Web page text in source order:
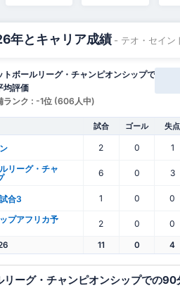
年とキャリア成績 - テオ・セイン
トボールリーグ・チャンピオンシップで
均評価
ランク : -1位 (606人中)
試合 ゴール 失点
2 0 1
リーグ・チャ
6 0 3
合3 1 0 0
プアフリカ予
2 0 0
11 0 4
リーグ・チャンピオンシップでの90